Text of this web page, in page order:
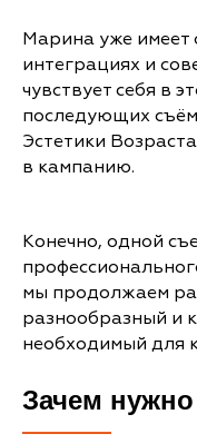
Марина уже имеет
интеграциях и
чувствует себя в
последующих
Эстетики
в кампанию.
Конечно, одной
мы продолжаем
разнообразный и
необходимый для
Зачем